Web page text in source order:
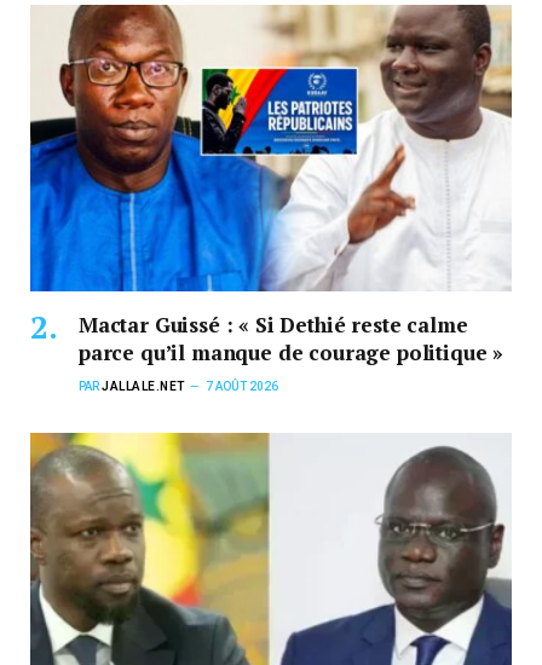
Mactar Guissé : « Si Dethié reste calme
parce qu’il manque de courage politique »
PARJALLALE.NET 7 AOÛT 2026